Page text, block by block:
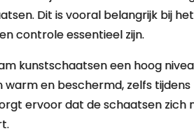
Dit is vooral belangrijk bij
controle essentieel zijn.
kunstschaatsen een hoog
en beschermd, zelfs
ervoor dat de schaatsen zich